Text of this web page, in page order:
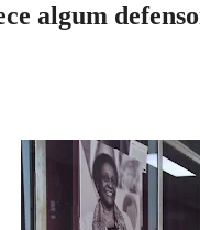
algum